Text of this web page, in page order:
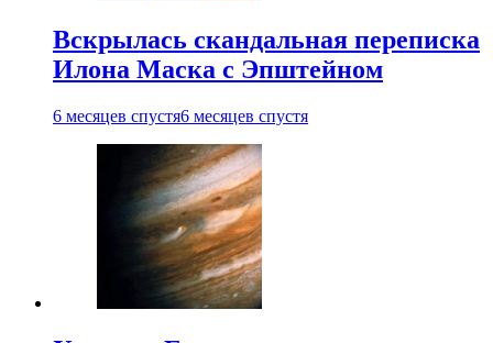
Вскрылась скандальная переписка
Илона Маска с Эпштейном
6 месяцев спустя6 месяцев спустя